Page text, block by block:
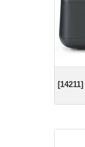
[14211]